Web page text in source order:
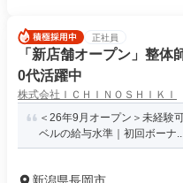
正社員
「新店舗オープン」整
0代活躍中
株式会社ＩＣＨＩＮＯＳＨＩＫＩ
＜26年9月オープン＞未経験
ベルの給与水準｜初回ボーナ